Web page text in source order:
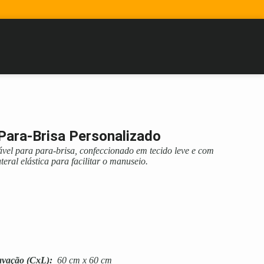
Brisa Personalizado
para para-brisa, confeccionado em tecido leve e com
elástica para facilitar o manuseio.
(CxL): 60 cm x 60 cm